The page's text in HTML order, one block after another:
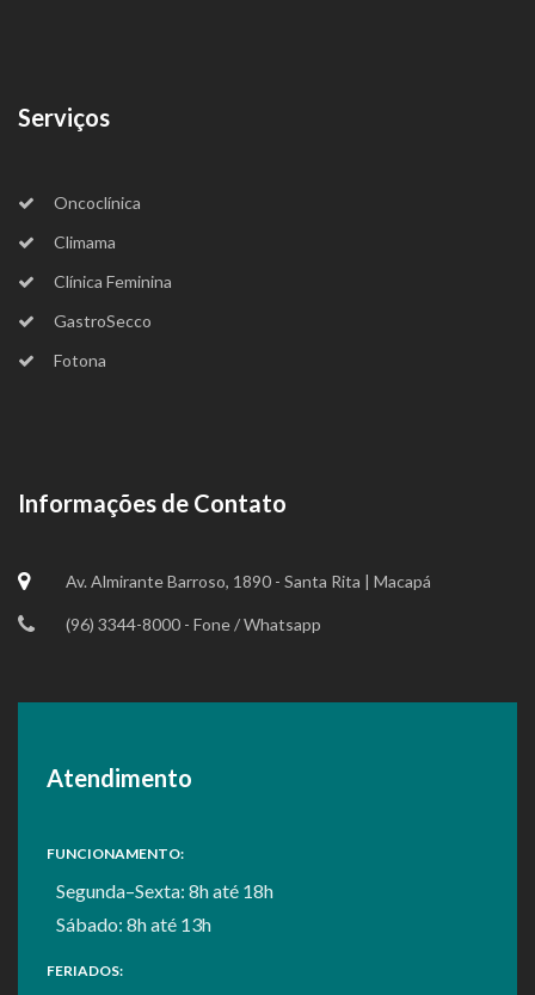
Serviços
Oncoclínica
Climama
Clínica Feminina
GastroSecco
Fotona
Informações de Contato
Av. Almirante Barroso, 1890 - Santa Rita | Macapá
(96) 3344-8000 - Fone / Whatsapp
Atendimento
FUNCIONAMENTO:
Segunda–Sexta: 8h até 18h
Sábado: 8h até 13h
FERIADOS: